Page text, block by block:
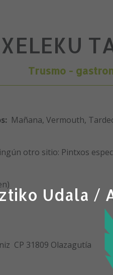
Udala /
Trusmo -
Mañana, Vermouth,
otro sitio: Pintxos
CP 31809 Olazagutía